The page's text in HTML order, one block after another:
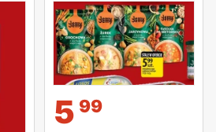
5 99